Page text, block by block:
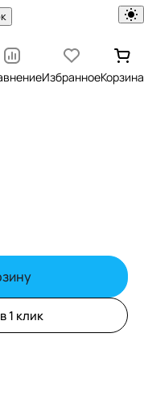
ИзбранноеКорзина
1 клик